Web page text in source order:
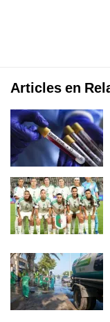
Articles en